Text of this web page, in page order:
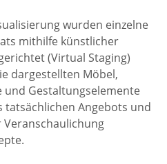
wurden einzelne
mithilfe künstlicher
(Virtual Staging)
dargestellten Möbel,
und Gestaltungselemente
tatsächlichen Angebots und